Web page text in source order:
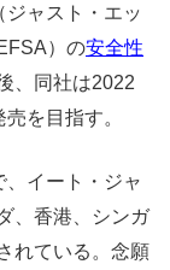
ャスト・エッ
）の安全性
、同社は2022
を目指す。
イート・ジャ
、香港、シンガ
れている。念願